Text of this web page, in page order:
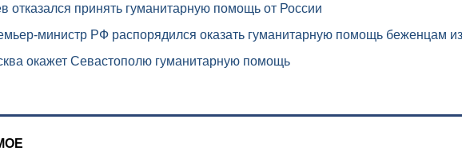
отказался принять гуманитарную помощь от России
министр РФ распорядился оказать гуманитарную помощь беженцам
окажет Севастополю гуманитарную помощь